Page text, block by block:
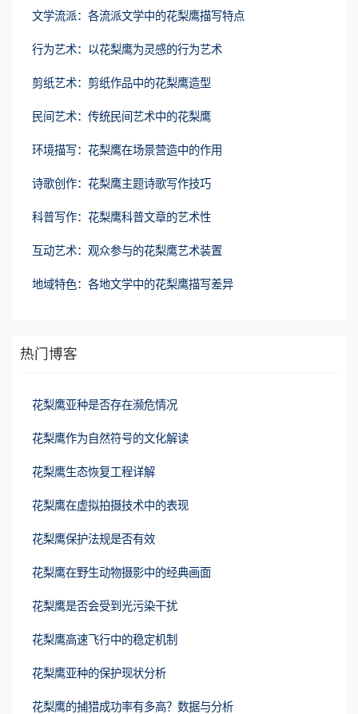
文学流派：各流派文学中的花梨鹰描写特点
行为艺术：以花梨鹰为灵感的行为艺术
剪纸艺术：剪纸作品中的花梨鹰造型
民间艺术：传统民间艺术中的花梨鹰
环境描写：花梨鹰在场景营造中的作用
诗歌创作：花梨鹰主题诗歌写作技巧
科普写作：花梨鹰科普文章的艺术性
互动艺术：观众参与的花梨鹰艺术装置
地域特色：各地文学中的花梨鹰描写差异
热门博客
花梨鹰亚种是否存在濒危情况
花梨鹰作为自然符号的文化解读
花梨鹰生态恢复工程详解
花梨鹰在虚拟拍摄技术中的表现
花梨鹰保护法规是否有效
花梨鹰在野生动物摄影中的经典画面
花梨鹰是否会受到光污染干扰
花梨鹰高速飞行中的稳定机制
花梨鹰亚种的保护现状分析
花梨鹰的捕猎成功率有多高？数据与分析